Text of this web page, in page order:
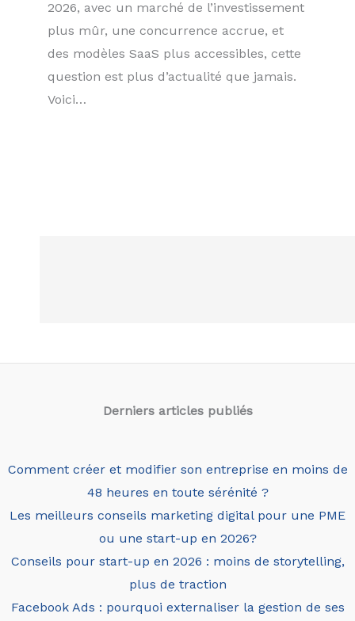
2026, avec un marché de l’investissement
plus mûr, une concurrence accrue, et
des modèles SaaS plus accessibles, cette
question est plus d’actualité que jamais.
Voici…
Derniers articles publiés
Comment créer et modifier son entreprise en moins de
48 heures en toute sérénité ?
Les meilleurs conseils marketing digital pour une PME
ou une start-up en 2026?
Conseils pour start-up en 2026 : moins de storytelling,
plus de traction
Facebook Ads : pourquoi externaliser la gestion de ses